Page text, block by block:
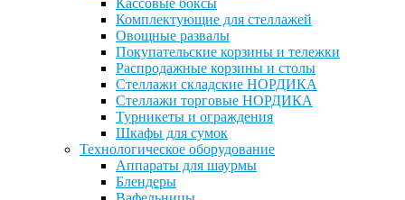
Кассовые боксы
Комплектующие для стеллажей
Овощные развалы
Покупательские корзины и тележки
Распродажные корзины и столы
Стеллажи складские НОРДИКА
Стеллажи торговые НОРДИКА
Турникеты и ограждения
Шкафы для сумок
Технологическое оборудование
Аппараты для шаурмы
Блендеры